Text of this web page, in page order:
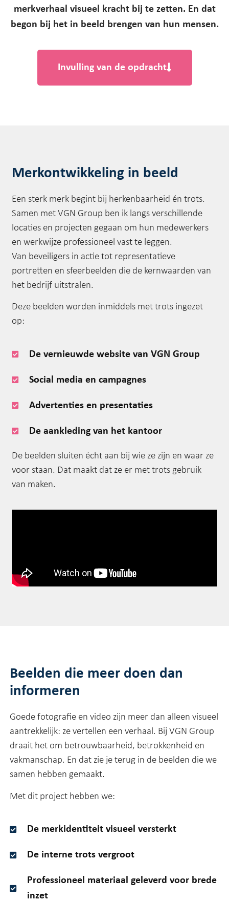
merkverhaal visueel kracht bij te zetten. En dat
begon bij het in beeld brengen van hun mensen.
Invulling van de opdracht
Merkontwikkeling in beeld
Een sterk merk begint bij herkenbaarheid én trots.
Samen met VGN Group ben ik langs verschillende
locaties en projecten gegaan om hun medewerkers
en werkwijze professioneel vast te leggen.
Van beveiligers in actie tot representatieve
portretten en sfeerbeelden die de kernwaarden van
het bedrijf uitstralen.
Deze beelden worden inmiddels met trots ingezet
op:
De vernieuwde website van VGN Group
Social media en campagnes
Advertenties en presentaties
De aankleding van het kantoor
De beelden sluiten écht aan bij wie ze zijn en waar ze
voor staan. Dat maakt dat ze er met trots gebruik
van maken.
Beelden die meer doen dan
informeren
Goede fotografie en video zijn meer dan alleen visueel
aantrekkelijk: ze vertellen een verhaal. Bij VGN Group
draait het om betrouwbaarheid, betrokkenheid en
vakmanschap. En dat zie je terug in de beelden die we
samen hebben gemaakt.
Met dit project hebben we:
De merkidentiteit visueel versterkt
De interne trots vergroot
Professioneel materiaal geleverd voor brede
inzet